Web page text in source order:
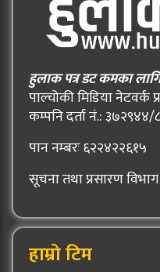
हुलाक पत्र डट कमका
पाल्चोकी मिडिया नेटवर्क
कम्पनि दर्ता नं.: ३७२९४४/
पान नम्बरः ६२२४२२६१५
सूचना तथा प्रसारण
हाम्रो टिम